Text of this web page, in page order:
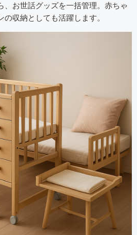
、お世話グッズを一括管理。赤ちゃ
収納としても活躍します。